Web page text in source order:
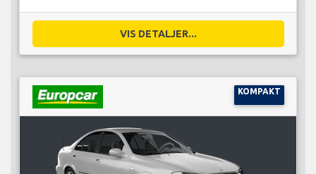
VIS DETALJER...
KOMPAKT